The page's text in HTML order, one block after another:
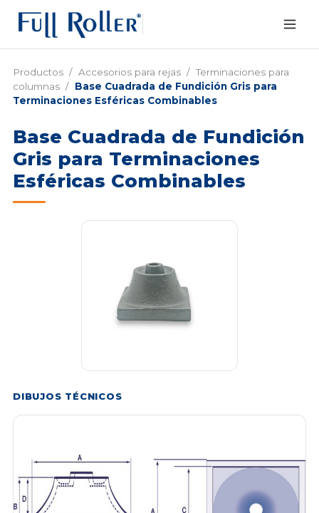
Productos / Accesorios para rejas /Terminaciones para
columnas / Base Cuadrada de Fundición Gris para
Terminaciones Esféricas Combinables
Base Cuadrada de Fundición
Gris para Terminaciones
Esféricas Combinables
DIBUJOS TÉCNICOS